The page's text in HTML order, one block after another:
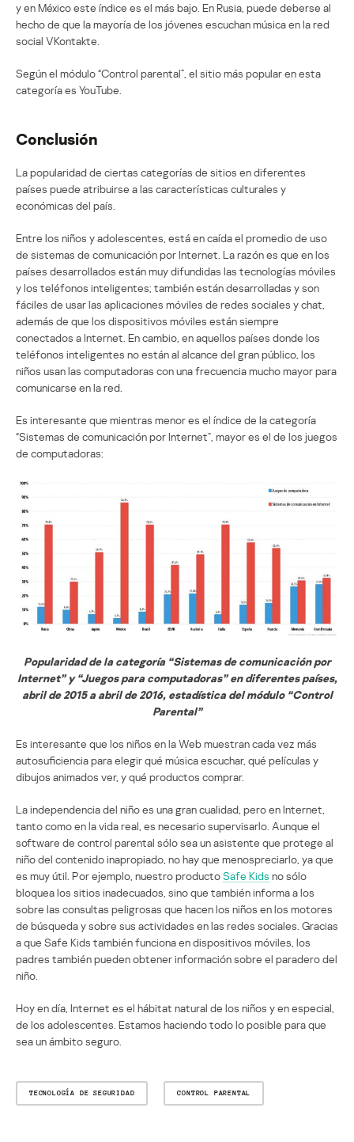
y en México este índice es el más bajo. En Rusia, puede deberse al
hecho de que la mayoría de los jóvenes escuchan música en la red
social VKontakte.
Según el módulo “Control parental”, el sitio más popular en esta
categoría es YouTube.
Conclusión
La popularidad de ciertas categorías de sitios en diferentes
países puede atribuirse a las características culturales y
económicas del país.
Entre los niños y adolescentes, está en caída el promedio de uso
de sistemas de comunicación por Internet. La razón es que en los
países desarrollados están muy difundidas las tecnologías móviles
y los teléfonos inteligentes; también están desarrolladas y son
fáciles de usar las aplicaciones móviles de redes sociales y chat,
además de que los dispositivos móviles están siempre
conectados a Internet. En cambio, en aquellos países donde los
teléfonos inteligentes no están al alcance del gran público, los
niños usan las computadoras con una frecuencia mucho mayor para
comunicarse en la red.
Es interesante que mientras menor es el índice de la categoría
“Sistemas de comunicación por Internet”, mayor es el de los juegos
de computadoras:
Popularidad de la categoría “Sistemas de comunicación por
Internet” y “Juegos para computadoras” en diferentes países,
abril de 2015 a abril de 2016, estadística del módulo “Control
Parental”
Es interesante que los niños en la Web muestran cada vez más
autosuficiencia para elegir qué música escuchar, qué películas y
dibujos animados ver, y qué productos comprar.
La independencia del niño es una gran cualidad, pero en Internet,
tanto como en la vida real, es necesario supervisarlo. Aunque el
software de control parental sólo sea un asistente que protege al
niño del contenido inapropiado, no hay que menospreciarlo, ya que
es muy útil. Por ejemplo, nuestro productoSafe Kids no sólo
bloquea los sitios inadecuados, sino que también informa a los
sobre las consultas peligrosas que hacen los niños en los motores
de búsqueda y sobre sus actividades en las redes sociales. Gracias
a que Safe Kids también funciona en dispositivos móviles, los
padres también pueden obtener información sobre el paradero del
niño.
Hoy en día, Internet es el hábitat natural de los niños y en especial,
de los adolescentes. Estamos haciendo todo lo posible para que
sea un ámbito seguro.
TECNOLOGÍA DE SEGURIDAD CONTROL PARENTAL